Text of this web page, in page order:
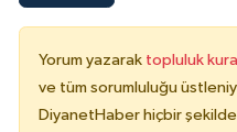
Yorum yazarak topluluk
ve tüm sorumluluğu
DiyanetHaber hiçbir
Giresun Müftülüğü